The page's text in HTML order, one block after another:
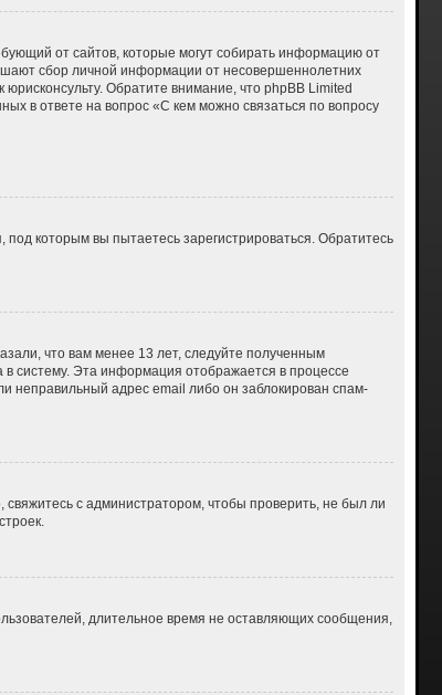
от сайтов, которые могут собирать информацию от
сбор личной информации от несовершеннолетних
Обратите внимание, что phpBB Limited
в ответе на вопрос «С кем можно связаться по вопросу
которым вы пытаетесь зарегистрироваться. Обратитесь
что вам менее 13 лет, следуйте полученным
систему. Эта информация отображается в процессе
неправильный адрес email либо он заблокирован спам-
с администратором, чтобы проверить, не был ли
длительное время не оставляющих сообщения,